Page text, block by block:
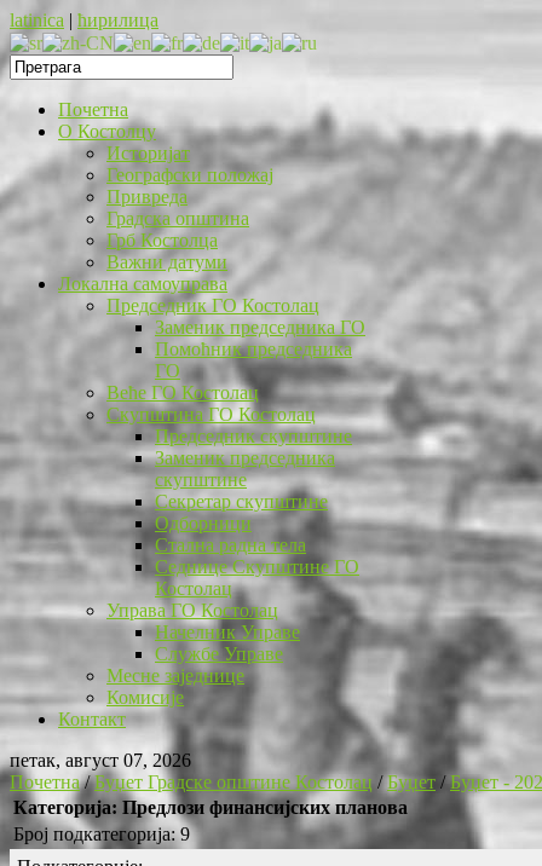
latinica | ћирилица
Почетна
O Костолцу
Историјат
Географски положај
Привреда
Градска општина
Грб Костолца
Важни датуми
Локална самоуправа
Председник ГО Костолац
Заменик председника ГО
Помоћник председника
ГО
Веће ГО Костолац
Скупштина ГО Костолац
Председник скупштине
Заменик председника
скупштине
Секретар скупштине
Одборници
Стална радна тела
Седнице Скупштине ГО
Костолац
Управа ГО Костолац
Начелник Управе
Службе Управе
Месне заједнице
Комисије
Контакт
петак, август 07, 2026
Почетна/Буџет Градске општине Костолац /Буџет /Буџет -
Категорија: Предлози финансијских планова
Број подкатегорија: 9